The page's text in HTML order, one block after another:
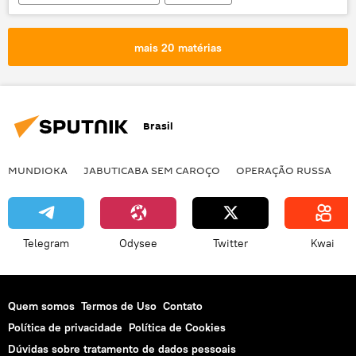
António Guterres
África
ONU
fertilizantes
Oriente Médio e África
mais 20 matérias
Brasil
MUNDIOKA JABUTICABA SEM CAROÇO OPERAÇÃO RUSSA
Telegram Odysee Twitter Kwai
Quem somos Termos de Uso Contato
Política de privacidade Política de Cookies
Dúvidas sobre tratamento de dados pessoais